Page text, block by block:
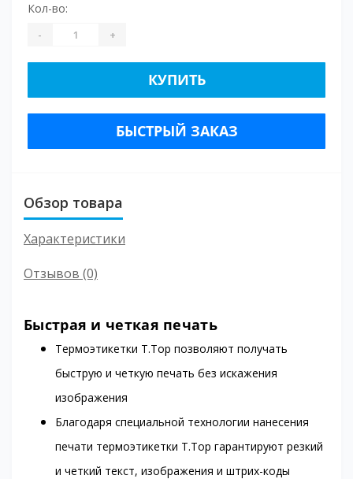
Кол-во:
- +
КУПИТЬ
БЫСТРЫЙ ЗАКАЗ
Обзор товара
Характеристики
Отзывов (0)
Быстрая и четкая печать
Термоэтикетки T.Top позволяют получать
быструю и четкую печать без искажения
изображения
Благодаря специальной технологии нанесения
печати термоэтикетки T.Top гарантируют резкий
и четкий текст, изображения и штрих-коды